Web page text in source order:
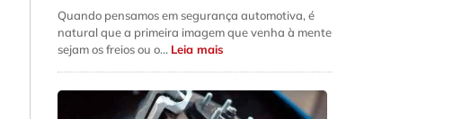
estrada
Quando pensamos em segurança automotiva, é
natural que a primeira imagem que venha à mente
sejam os freios ou o… Leia mais:
5
sinais
que
a
suspensão